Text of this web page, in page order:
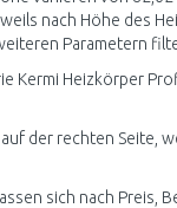
nach Höhe des
Parametern
Kermi Heizkörper
der rechten Seite,
sich nach Preis,